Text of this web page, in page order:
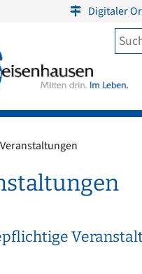
Digitaler
Veranstaltungen